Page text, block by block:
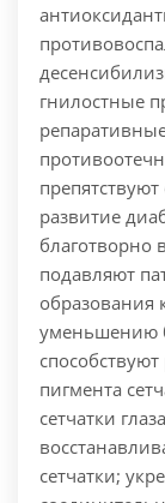
гнилостные
развитие
благотворно
подавляют
образования
уменьшению
пигмента
сетчатки
сетчатки;